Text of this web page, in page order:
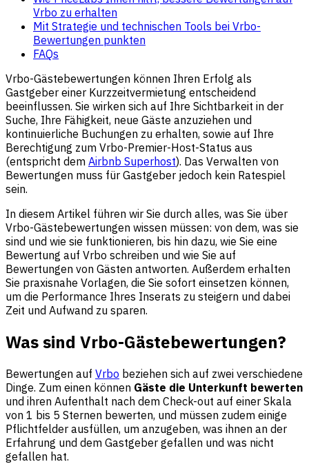
Vrbo zu erhalten
Mit Strategie und technischen Tools bei Vrbo-
Bewertungen punkten
FAQs
Vrbo-Gästebewertungen können Ihren Erfolg als
Gastgeber einer Kurzzeitvermietung entscheidend
beeinflussen. Sie wirken sich auf Ihre Sichtbarkeit in der
Suche, Ihre Fähigkeit, neue Gäste anzuziehen und
kontinuierliche Buchungen zu erhalten, sowie auf Ihre
Berechtigung zum Vrbo-Premier-Host-Status aus
(entspricht dem Airbnb Superhost). Das Verwalten von
Bewertungen muss für Gastgeber jedoch kein Ratespiel
sein.
In diesem Artikel führen wir Sie durch alles, was Sie über
Vrbo-Gästebewertungen wissen müssen: von dem, was sie
sind und wie sie funktionieren, bis hin dazu, wie Sie eine
Bewertung auf Vrbo schreiben und wie Sie auf
Bewertungen von Gästen antworten. Außerdem erhalten
Sie praxisnahe Vorlagen, die Sie sofort einsetzen können,
um die Performance Ihres Inserats zu steigern und dabei
Zeit und Aufwand zu sparen.
Was sind Vrbo-Gästebewertungen?
Bewertungen auf Vrbo beziehen sich auf zwei verschiedene
Dinge. Zum einen können Gäste die Unterkunft bewerten
und ihren Aufenthalt nach dem Check-out auf einer Skala
von 1 bis 5 Sternen bewerten, und müssen zudem einige
Pflichtfelder ausfüllen, um anzugeben, was ihnen an der
Erfahrung und dem Gastgeber gefallen und was nicht
gefallen hat.